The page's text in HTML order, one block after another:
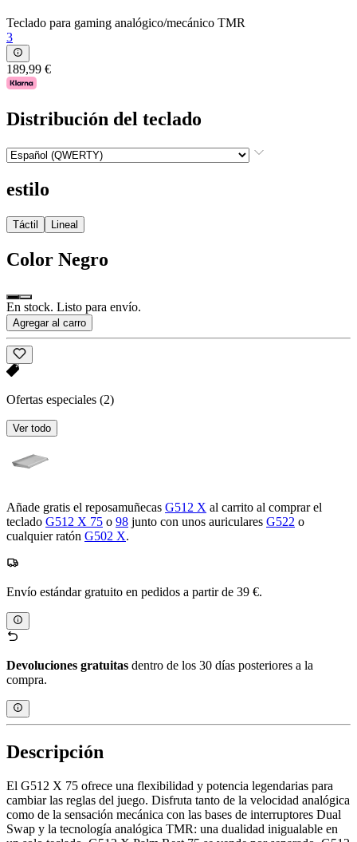
Teclado para gaming analógico/mecánico TMR
3
189,99 €
Distribución del teclado
estilo
Táctil Lineal
Color Negro
En stock. Listo para envío.
Agregar al carro
Ofertas especiales (2)
Ver todo
Añade gratis el reposamuñecas G512 X al carrito al comprar el
teclado G512 X 75 o 98 junto con unos auriculares G522 o
cualquier ratón G502 X.
Envío estándar gratuito en pedidos a partir de 39 €.
Devoluciones gratuitas dentro de los 30 días posteriores a la
compra.
Descripción
El G512 X 75 ofrece una flexibilidad y potencia legendarias para
cambiar las reglas del juego. Disfruta tanto de la velocidad analógica
como de la sensación mecánica con las bases de interruptores Dual
Swap y la tecnología analógica TMR: una dualidad inigualable en